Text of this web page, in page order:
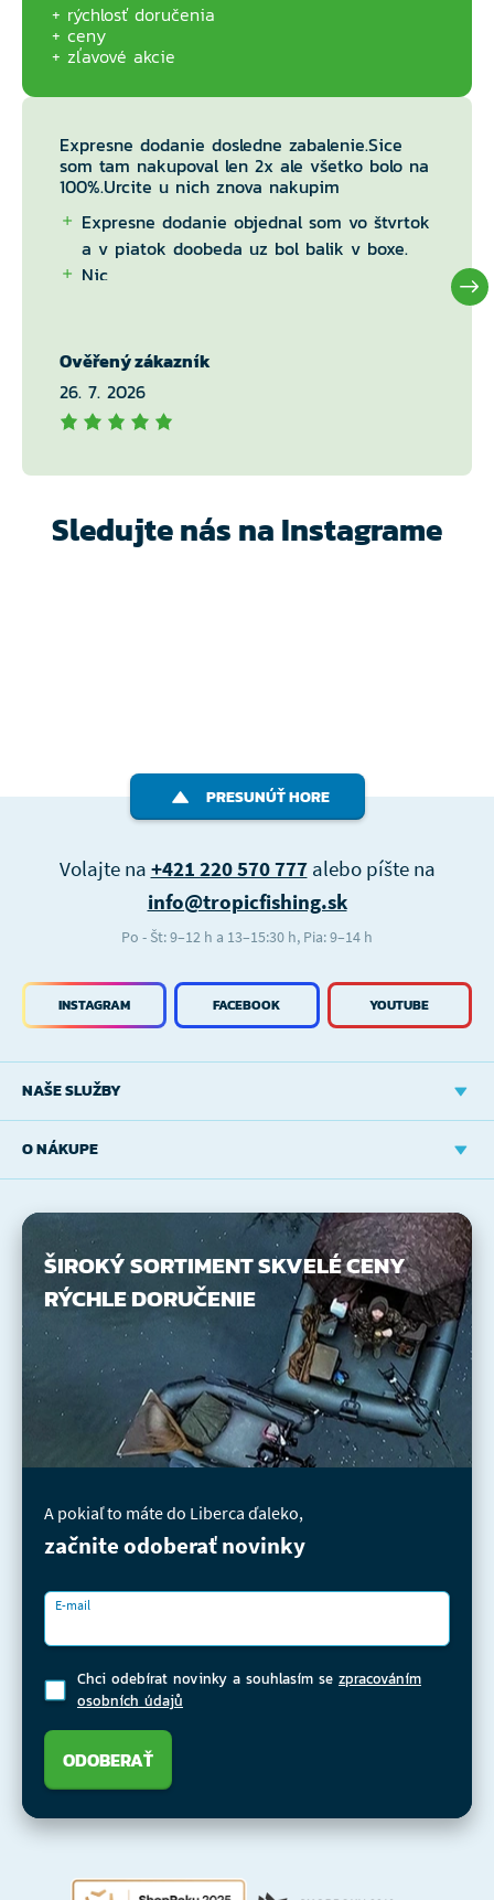
rýchlosť doručenia
ceny
zľavové akcie
Expresne dodanie dosledne zabalenie.Sice
som tam nakupoval len 2x ale všetko bolo na
100%.Urcite u nich znova nakupim
Expresne dodanie objednal som vo štvrtok
a v piatok doobeda uz bol balik v boxe.
Nic
Ověřený zákazník
26. 7. 2026
Sledujte nás na Instagrame
PRESUNÚŤ HORE
NAŠE SLUŽBY
O NÁKUPE
INSTAGRAM FACEBOOK YOUTUBE
Volajte na +421 220 570 777alebo píšte na
info@tropicfishing.sk
Po - Št: 9–12 h a 13–15:30 h, Pia: 9–14 h
ŠIROKÝ SORTIMENTSKVELÉ CENY
RÝCHLE DORUČENIE
A pokiaľ to máte do Liberca ďaleko,
začnite odoberať novinky
E-mail
Chci odebírat novinky a souhlasím se zpracováním
osobních údajů
ODOBERAŤ